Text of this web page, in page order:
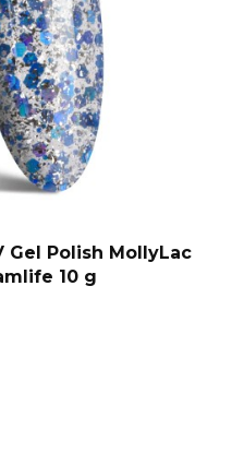
Gel Polish MollyLac
10 g